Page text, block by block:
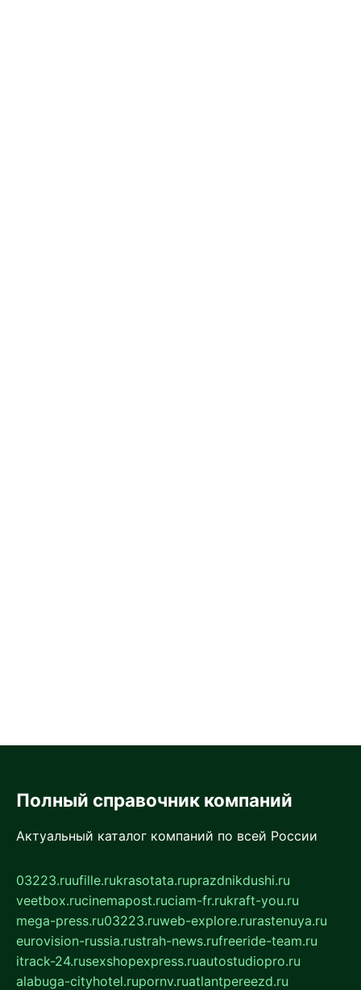
Полный справочник компаний
Актуальный каталог компаний по всей России
03223.ruufille.rukrasotata.ruprazdnikdushi.ru
veetbox.rucinemapost.ruciam-fr.rukraft-you.ru
mega-press.ru03223.ruweb-explore.rurastenuya.ru
eurovision-russia.rustrah-news.rufreeride-team.ru
itrack-24.rusexshopexpress.ruautostudiopro.ru
alabuga-cityhotel.rupornv.ruatlantpereezd.ru